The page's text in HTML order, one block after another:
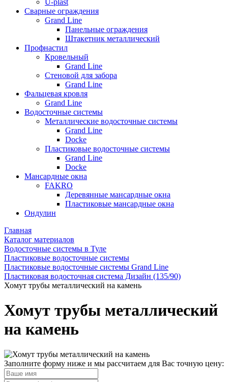
U-plast
Сварные ограждения
Grand Line
Панельные ограждения
Штакетник металлический
Профнастил
Кровельный
Grand Line
Стеновой для забора
Grand Line
Фальцевая кровля
Grand Line
Водосточные системы
Металлические водосточные системы
Grand Line
Docke
Пластиковые водосточные системы
Grand Line
Docke
Мансардные окна
FAKRO
Деревянные мансардные окна
Пластиковые мансардные окна
Ондулин
Главная
Каталог материалов
Водосточные системы в Туле
Пластиковые водосточные системы
Пластиковые водосточные системы Grand Line
Пластиковая водосточная система Дизайн (135/90)
Хомут трубы металлический на камень
Хомут трубы металлический
на камень
Заполните форму ниже и мы рассчитаем для Вас точную цену: